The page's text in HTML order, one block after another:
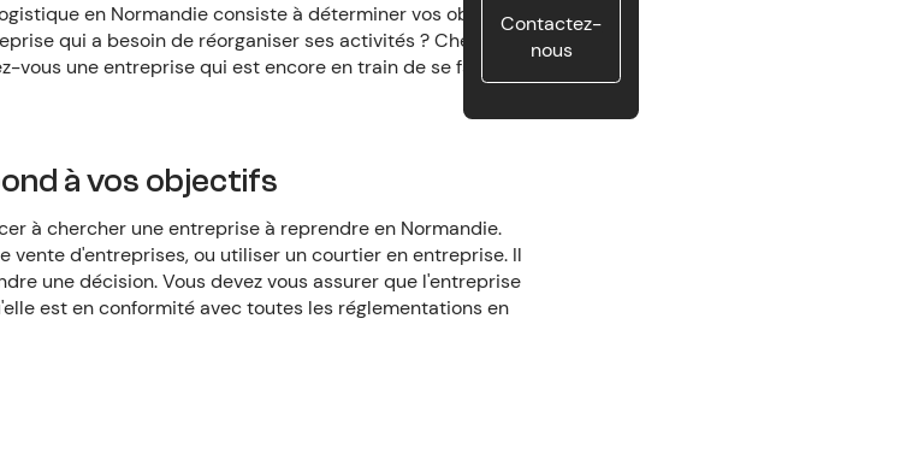
en Normandie consiste à déterminer vos objectifs.
qui a besoin de réorganiser ses activités ? Cherchez-
une entreprise qui est encore en train de se faire un
à vos objectifs
à chercher une entreprise à reprendre en Normandie.
vente d'entreprises, ou utiliser un courtier en entreprise. Il
une décision. Vous devez vous assurer que l'entreprise
est en conformité avec toutes les réglementations en
Contactez-
nous